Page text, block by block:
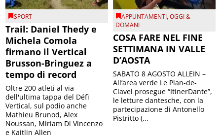
SPORT
Trail: Daniel Thedy e
Michela Comola
firmano il Vertical
Brusson-Bringuez a
tempo di record
Oltre 200 atleti al via
dell'ultima tappa del Défì
Vertical, sul podio anche
Mathieu Brunod, Alex
Noussan, Miriam Di Vincenzo
e Kaitlin Allen
APPUNTAMENTI,OGGI &
DOMANI
COSA FARE NEL FINE
SETTIMANA IN VALLE
D’AOSTA
SABATO 8 AGOSTO ALLEIN –
All’area verde Le Plan-de-
Clavel prosegue “ItinerDante”,
le letture dantesche, con la
partecipazione di Antonello
Pistritto (...